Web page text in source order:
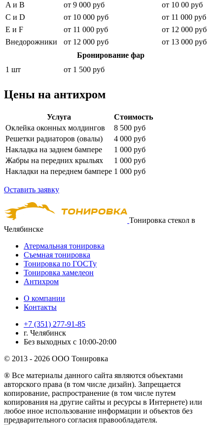
A и B от 9 000 руб
от 10 00 руб
C и D
от 10 000 руб
от 11 000 руб
E и F
от 11 000 руб
от 12 000 руб
Внедорожники
от 12 000 руб
от 13 000 руб
Бронирование фар
1 шт
от 1 500 руб
Цены на антихром
Услуга
Стоимость
Оклейка оконных молдингов
8 500 руб
Решетки радиаторов (овалы)
4 000 руб
Накладка на заднем бампере
1 000 руб
Жабры на передних крыльях
1 000 руб
Накладки на переднем бампере 1 000 руб
Оставить заявку
Тонировка стекол в
Челябинске
Атермальная тонировка
Съемная тонировка
Тонировка по ГОСТу
Тонировка хамелеон
Антихром
О компании
Контакты
+7 (351) 277-91-85
г. Челябинск
Без выходных с 10:00-20:00
© 2013 - 2026 ООО Тонировка
® Все материалы данного сайта являются объектами
авторского права (в том числе дизайн). Запрещается
копирование, распространение (в том числе путем
копирования на другие сайты и ресурсы в Интернете) или
любое иное использование информации и объектов без
предварительного согласия правообладателя.